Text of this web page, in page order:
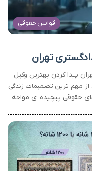
قوانین حقوقی
تهران
پیدا کردن بهترین وکیل
از مهم ترین تصمیمات زندگی
حقوقی پیچیده ای مواجه